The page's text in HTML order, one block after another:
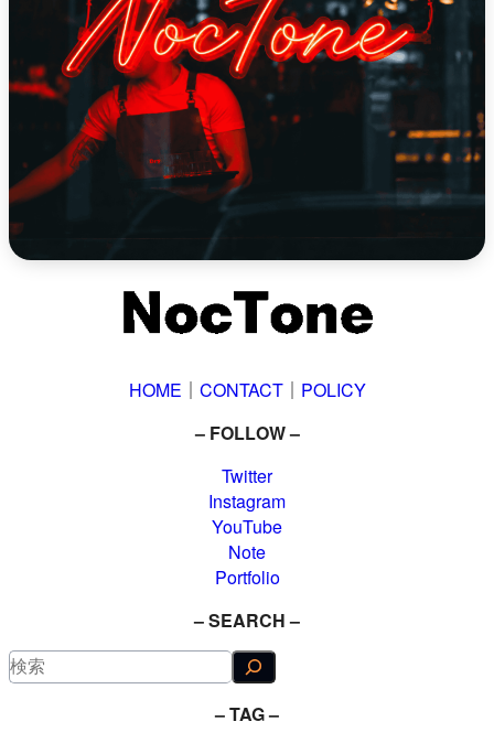
HOME ｜ CONTACT｜ POLICY
– FOLLOW –
Twitter
Instagram
YouTube
Note
Portfolio
– SEARCH –
検
索
– TAG –